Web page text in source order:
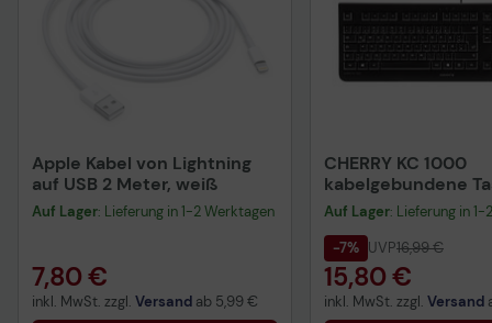
Apple Kabel von Lightning
auf USB 2 Meter, weiß
Auf Lager: Lieferung in 1-2 Werktagen
7,80 €
inkl. MwSt. zzgl. Versand ab 5,99 €
CHERRY KC 1000
kabelgebundene
QWERTZ DE -
Auf Lager: Lieferung in
-7% UVP16,99 €
15,80 €
inkl. MwSt. zzgl. Versand